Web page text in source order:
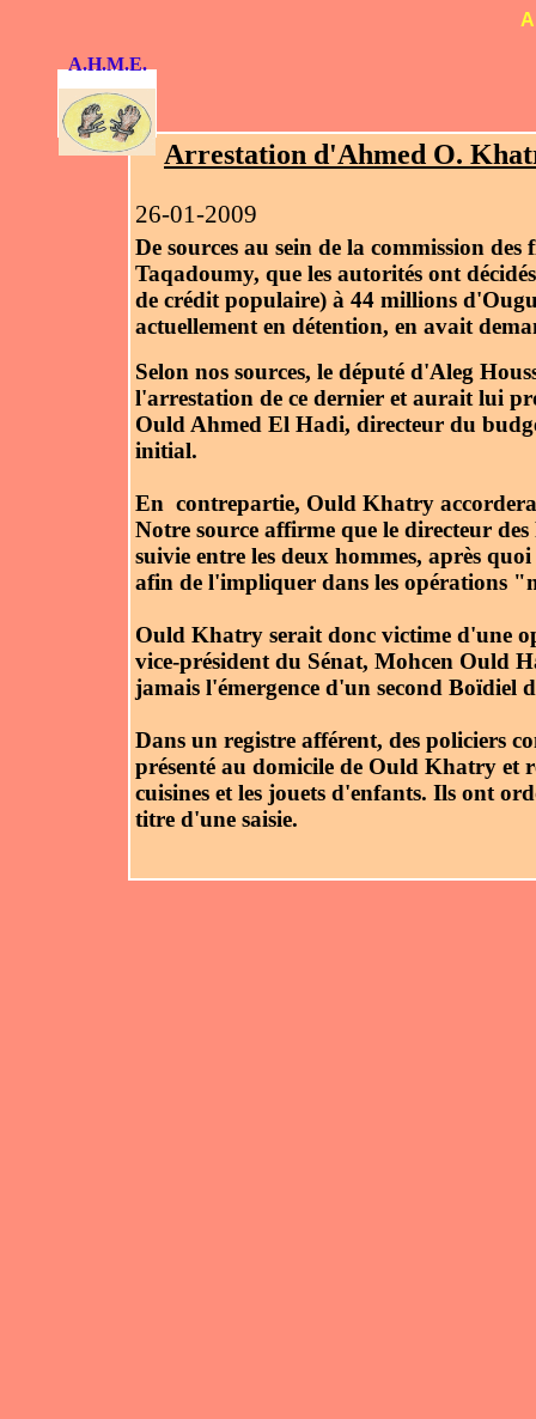
A.H.M.E.
Arrestation d'Ahmed O.
26-01-2009
De sources au sein de la commission
Taqadoumy, que les autorités ont
de crédit populaire) à 44 millions
actuellement en détention, en avait
Selon nos sources, le député d'Aleg
l'arrestation de ce dernier et aurait lui
Ould Ahmed El Hadi, directeur du
initial.
En contrepartie, Ould Khatry
Notre source affirme que le directeur
suivie entre les deux hommes, après
afin de l'impliquer dans les opérations
Ould Khatry serait donc victime d'une
vice-président du Sénat, Mohcen Ould
jamais l'émergence d'un second Boïdiel
Dans un registre afférent, des policiers
présenté au domicile de Ould Khatry et
cuisines et les jouets d'enfants. Ils ont
titre d'une saisie.